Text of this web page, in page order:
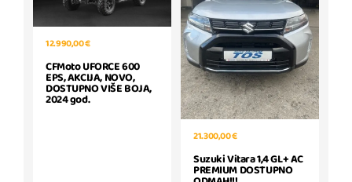
12.990,00 €
CFMoto UFORCE 600
EPS, AKCIJA, NOVO,
DOSTUPNO VIŠE BOJA,
2024 god.
21.300,00 €
Suzuki Vitara 1,4 GL+ AC
PREMIUM DOSTUPNO